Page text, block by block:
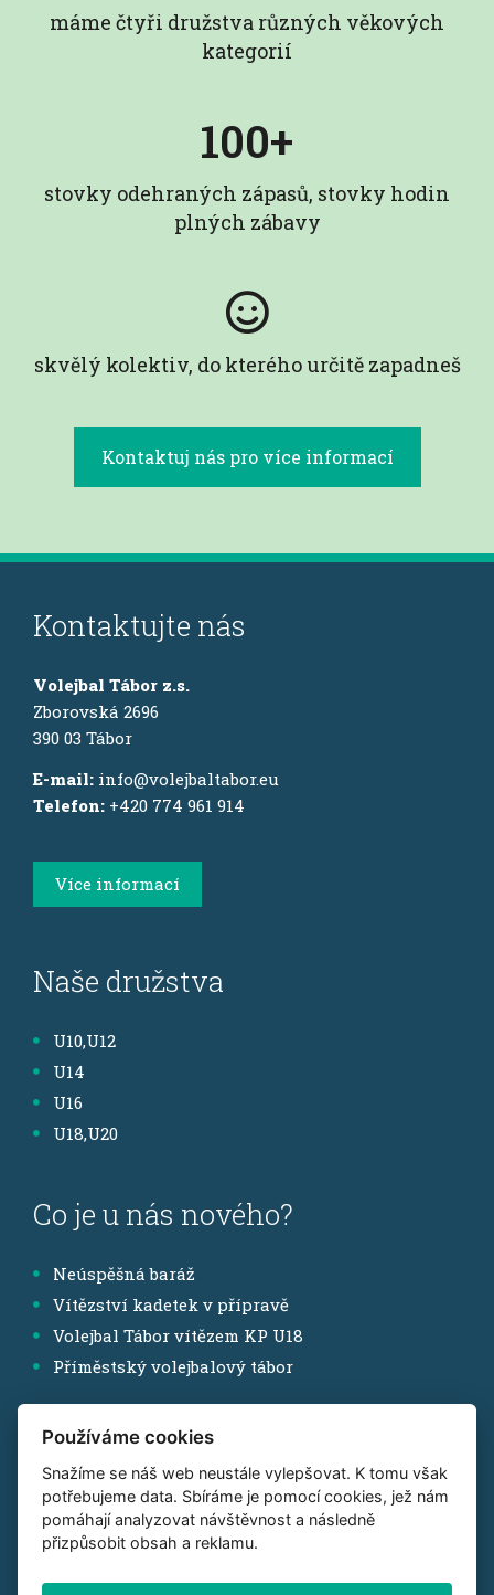
máme čtyři družstva různých věkových
kategorií
100+
stovky odehraných zápasů, stovky hodin
plných zábavy
skvělý kolektiv, do kterého určitě zapadneš
Kontaktuj nás pro více informací
Kontaktujte nás
Volejbal Tábor z.s.
Zborovská 2696
390 03 Tábor
E-mail: info@volejbaltabor.eu
Telefon: +420 774 961 914
Více informací
Naše družstva
U10,U12
U14
U16
U18,U20
Co je u nás nového?
Neúspěšná baráž
Vítězství kadetek v přípravě
Volejbal Tábor vítězem KP U18
Příměstský volejbalový tábor
Sledujte nás
Instagram
Používáme cookies
Snažíme se náš web neustále vylepšovat. K tomu však
potřebujeme data. Sbíráme je pomocí cookies, jež nám
pomáhají analyzovat návštěvnost a následně
přizpůsobit obsah a reklamu.